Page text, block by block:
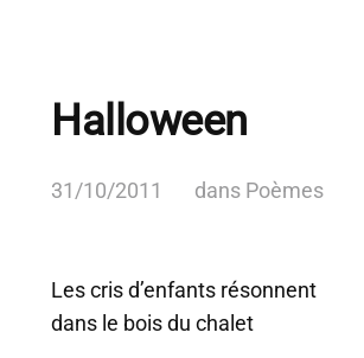
Halloween
31/10/2011 dans Poèmes
Les cris d’enfants résonnent
dans le bois du chalet